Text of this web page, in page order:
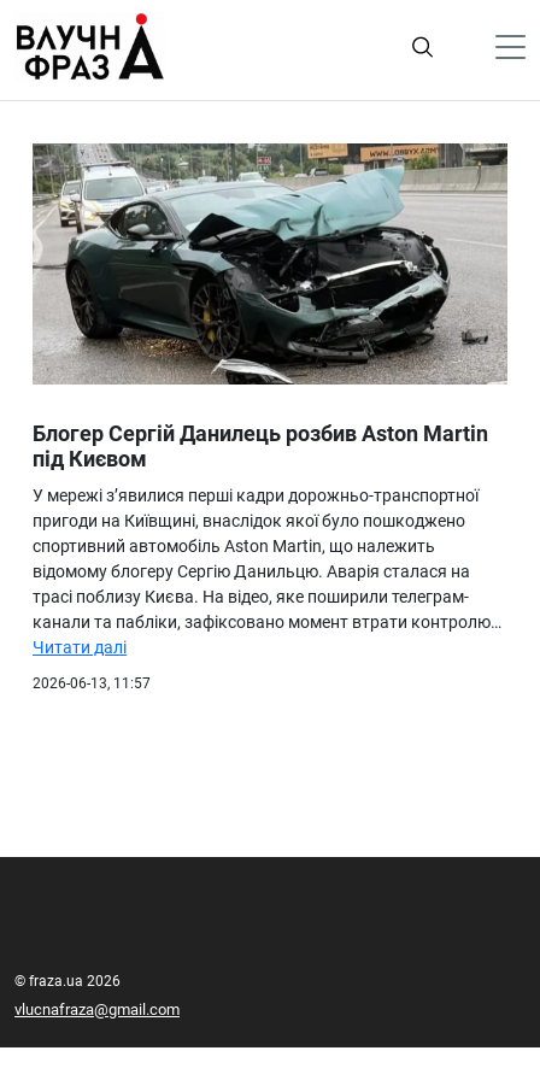
содержимому
Гроші
Життя
Лайфстайл
ТехноНаука
Людина
Ukraine
Про нас
Блогер Сергій Данилець розбив Aston Martin
під Києвом
У мережі з’явилися перші кадри дорожньо-транспортної
пригоди на Київщині, внаслідок якої було пошкоджено
спортивний автомобіль Aston Martin, що належить
відомому блогеру Сергію Данильцю. Аварія сталася на
трасі поблизу Києва. На відео, яке поширили телеграм-
канали та пабліки, зафіксовано момент втрати контролю…
Читати далі
2026-06-13, 11:57
© fraza.ua 2026
vlucnafraza@gmail.com